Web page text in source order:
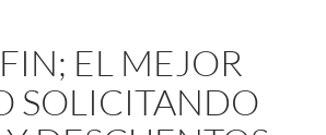
EL MEJOR
SOLICITANDO